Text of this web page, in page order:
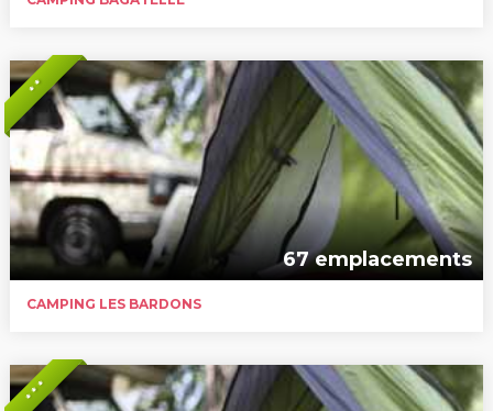
* *
67 emplacements
CAMPING LES BARDONS
* * *